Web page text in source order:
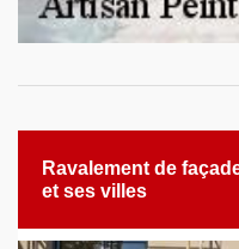
Ravalement de
et ses villes